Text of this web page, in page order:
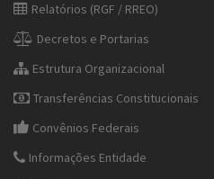
Relatórios (RGF / RREO)
Decretos e Portarias
Estrutura Organizacional
Transferências Constitucionais
Convênios Federais
Informações Entidade